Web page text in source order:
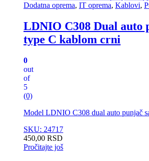
Dodatna oprema, IT oprema, Kablovi,
LDNIO C308 Dual auto
type C kablom crni
0
out
of
5
(0)
Model LDNIO C308 dual auto punjač
SKU: 24717
450,00 RSD
Pročitajte još